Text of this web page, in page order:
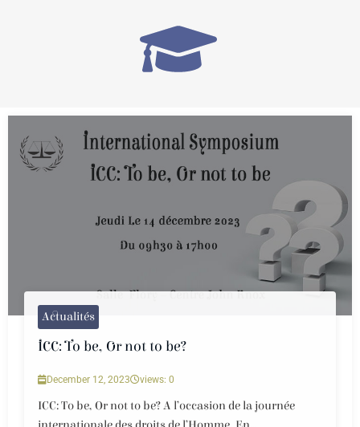
Actualités
ICC: To be, Or not to be?
December 12, 2023 views: 0
ICC: To be, Or not to be? A l’occasion de la journée